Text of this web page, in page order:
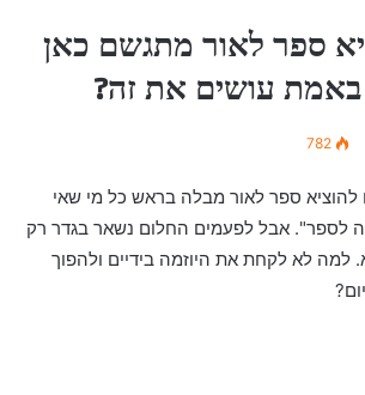
ספר לאור מתגשם כאן
באמת עושים את זה?
782
להוציא ספר לאור מבלה בראש כל מי שאי
לספר". אבל לפעמים החלום נשאר בגדר רק
למה לא לקחת את היוזמה בידיים ולהפוך